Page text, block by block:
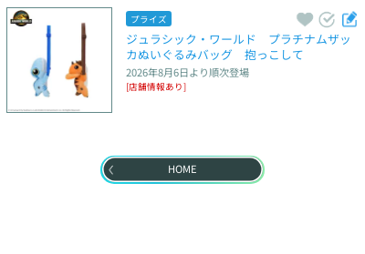
プライズ
ジュラシック・ワールド　プラチナムザッ
カぬいぐるみバッグ　抱っこして
2026年8月6日より順次登場
[店舗情報あり]
HOME